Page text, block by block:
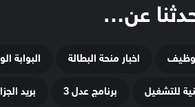
عن…
اخبار منحة البطالة البوابة
للتشغيل برنامج عدل 3 بريد